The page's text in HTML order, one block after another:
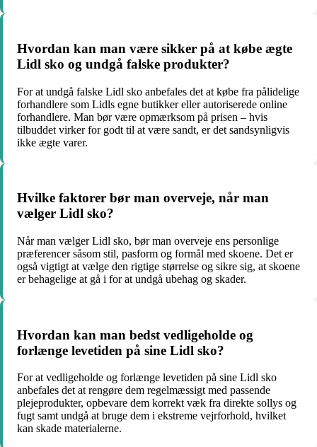
Hvordan kan man være sikker på at købe ægte
Lidl sko og undgå falske produkter?
For at undgå falske Lidl sko anbefales det at købe fra pålidelige
forhandlere som Lidls egne butikker eller autoriserede online
forhandlere. Man bør være opmærksom på prisen – hvis
tilbuddet virker for godt til at være sandt, er det sandsynligvis
ikke ægte varer.
Hvilke faktorer bør man overveje, når man
vælger Lidl sko?
Når man vælger Lidl sko, bør man overveje ens personlige
præferencer såsom stil, pasform og formål med skoene. Det er
også vigtigt at vælge den rigtige størrelse og sikre sig, at skoene
er behagelige at gå i for at undgå ubehag og skader.
Hvordan kan man bedst vedligeholde og
forlænge levetiden på sine Lidl sko?
For at vedligeholde og forlænge levetiden på sine Lidl sko
anbefales det at rengøre dem regelmæssigt med passende
plejeprodukter, opbevare dem korrekt væk fra direkte sollys og
fugt samt undgå at bruge dem i ekstreme vejrforhold, hvilket
kan skade materialerne.